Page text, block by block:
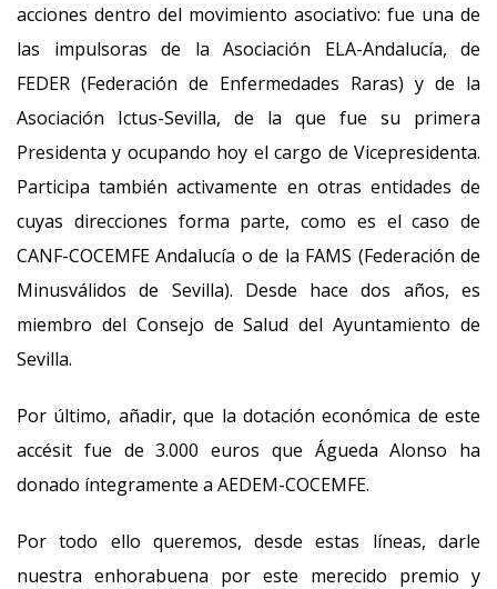
acciones dentro del movimiento asociativo: fue una de
las impulsoras de la Asociación ELA-Andalucía, de
FEDER (Federación de Enfermedades Raras) y de la
Asociación Ictus-Sevilla, de la que fue su primera
Presidenta y ocupando hoy el cargo de Vicepresidenta.
Participa también activamente en otras entidades de
cuyas direcciones forma parte, como es el caso de
CANF-COCEMFE Andalucía o de la FAMS (Federación de
Minusválidos de Sevilla). Desde hace dos años, es
miembro del Consejo de Salud del Ayuntamiento de
Sevilla.
Por último, añadir, que la dotación económica de este
accésit fue de 3.000 euros que Águeda Alonso ha
donado íntegramente a AEDEM-COCEMFE.
Por todo ello queremos, desde estas líneas, darle
nuestra enhorabuena por este merecido premio y